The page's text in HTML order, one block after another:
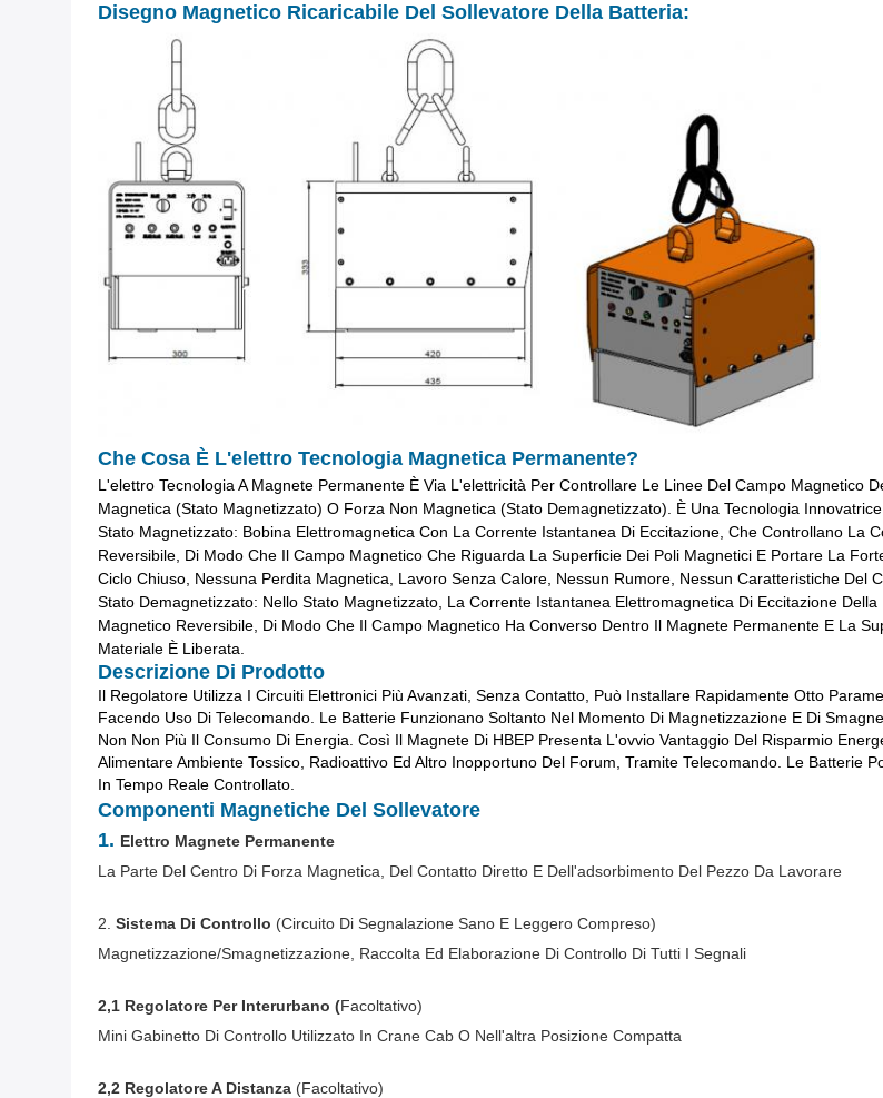
Disegno Magnetico Ricaricabile Del Sollevatore Della Batteria:
Che Cosa È L'elettro Tecnologia Magnetica Permanente?
L'elettro Tecnologia A Magnete Permanente È Via L'elettricità Per Controllare Le Linee Del Campo Magnetico
Magnetica (stato Magnetizzato) O Forza Non Magnetica (stato Demagnetizzato). È Una Tecnologia
Stato Magnetizzato: Bobina Elettromagnetica Con La Corrente Istantanea Di Eccitazione, Che Controllano La
Reversibile, Di Modo Che Il Campo Magnetico Che Riguarda La Superficie Dei Poli Magnetici E Portare La
Ciclo Chiuso, Nessuna Perdita Magnetica, Lavoro Senza Calore, Nessun Rumore, Nessun Caratteristiche Del
Stato Demagnetizzato: Nello Stato Magnetizzato, La Corrente Istantanea Elettromagnetica Di Eccitazione
Magnetico Reversibile, Di Modo Che Il Campo Magnetico Ha Converso Dentro Il Magnete Permanente E La
Materiale È Liberata.
Descrizione Di Prodotto
Il Regolatore Utilizza I Circuiti Elettronici Più Avanzati, Senza Contatto, Può Installare Rapidamente Otto
Facendo Uso Di Telecomando. Le Batterie Funzionano Soltanto Nel Momento Di Magnetizzazione E Di
Non Non Più Il Consumo Di Energia. Così Il Magnete Di HBEP Presenta L'ovvio Vantaggio Del Risparmio
Alimentare Ambiente Tossico, Radioattivo Ed Altro Inopportuno Del Forum, Tramite Telecomando. Le Batterie
In Tempo Reale Controllato.
Componenti Magnetiche Del Sollevatore
1. Elettro Magnete Permanente
La Parte Del Centro Di Forza Magnetica, Del Contatto Diretto E Dell'adsorbimento Del Pezzo Da Lavorare
2. Sistema Di Controllo (circuito Di Segnalazione Sano E Leggero Compreso)
Magnetizzazione/smagnetizzazione, Raccolta Ed Elaborazione Di Controllo Di Tutti I Segnali
2,1 Regolatore Per Interurbano (Facoltativo)
Mini Gabinetto Di Controllo Utilizzato In Crane Cab O Nell'altra Posizione Compatta
2,2 Regolatore A Distanza (facoltativo)